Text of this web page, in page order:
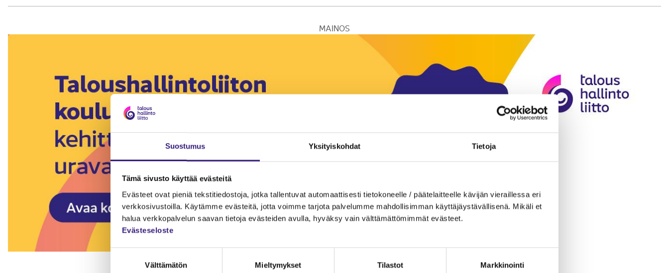
Suostumus Yksityiskohdat Tietoja
Tämä sivusto käyttää evästeitä
Evästeet ovat pieniä tekstitiedostoja, jotka tallentuvat automaattisesti tietokoneelle / päätelaitteelle kävijän vieraillessa eri
verkkosivustoilla. Käytämme evästeitä, jotta voimme tarjota palvelumme mahdollisimman käyttäjäystävällisenä. Mikäli et
halua verkkopalvelun saavan tietoja evästeiden avulla, hyväksy vain välttämättömimmät evästeet.
Evästeseloste
Suostumuksen
Välttämätön Mieltymykset Tilastot Markkinointi
MAINOS